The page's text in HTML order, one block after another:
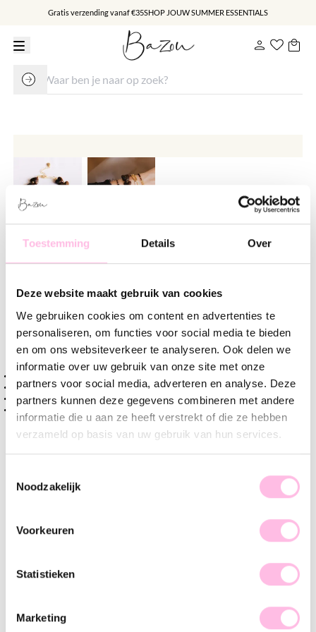
Toestemming Details Over
Deze website maakt gebruik van cookies
We gebruiken cookies om content en advertenties te
personaliseren, om functies voor social media te bieden
en om ons websiteverkeer te analyseren. Ook delen we
informatie over uw gebruik van onze site met onze
partners voor social media, adverteren en analyse. Deze
partners kunnen deze gegevens combineren met andere
informatie die u aan ze heeft verstrekt of die ze hebben
verzameld op basis van uw gebruik van hun services.
Noodzakelijk
Voorkeuren
Statistieken
Marketing
Gratis verzending vanaf €35SHOP JOUW SUMMER ESSENTIALS
Kralen armband van hartjes resin
€ 14.95
Zalm bruin
Verzending v.a. €1,95
Handgemaakt product
Premium stainless steel
Omschrijvijng Kenmerk
kunnen niet wachten om deze met je te delen! De XL kralen
Door de grove kralen & heldere kleuren past de statement
armband bij elk zomerse outfit. Draag 'm solo and spice up